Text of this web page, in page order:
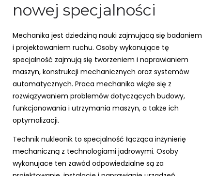
nowej specjalności
Mechanika jest dziedziną nauki zajmującą się badaniem
i projektowaniem ruchu. Osoby wykonujące tę
specjalność zajmują się tworzeniem i naprawianiem
maszyn, konstrukcji mechanicznych oraz systemów
automatycznych. Praca mechanika wiąże się z
rozwiązywaniem problemów dotyczących budowy,
funkcjonowania i utrzymania maszyn, a także ich
optymalizacji.
Technik nukleonik to specjalność łącząca inżynierię
mechaniczną z technologiami jadrowymi. Osoby
wykonujace ten zawód odpowiedzialne są za